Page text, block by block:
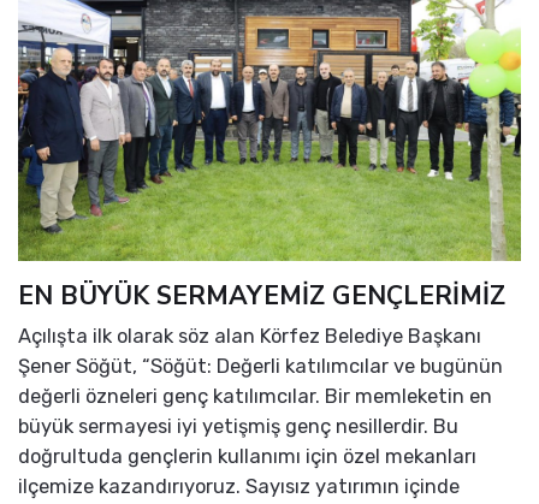
EN BÜYÜK SERMAYEMİZ GENÇLERİMİZ
Açılışta ilk olarak söz alan Körfez Belediye Başkanı
Şener Söğüt, “Söğüt: Değerli katılımcılar ve bugünün
değerli özneleri genç katılımcılar. Bir memleketin en
büyük sermayesi iyi yetişmiş genç nesillerdir. Bu
doğrultuda gençlerin kullanımı için özel mekanları
ilçemize kazandırıyoruz. Sayısız yatırımın içinde